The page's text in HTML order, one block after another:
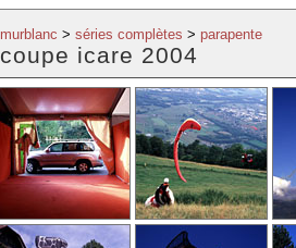
murblanc > séries complètes > parapente
coupe icare 2004